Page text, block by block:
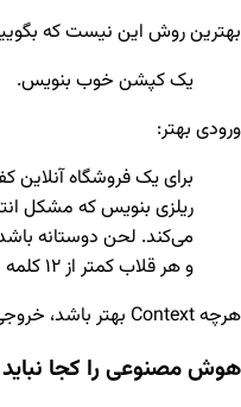
بهترین روش این نیست که
یک کپشن خوب بنویس.
ورودی بهتر:
ریلزی بنویس که مشکل
می‌کند. لحن دوستانه
و هر قلاب کمتر از ۱۲ کلمه باشد.
هرچه Context بهتر باشد، خروجی قابل‌استفاده‌تر می‌شود.
هوش مصنوعی را کجا نباید